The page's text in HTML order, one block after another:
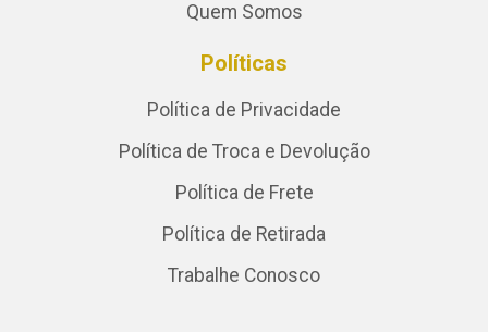
Quem Somos
Políticas
Política de Privacidade
Política de Troca e Devolução
Política de Frete
Política de Retirada
Trabalhe Conosco